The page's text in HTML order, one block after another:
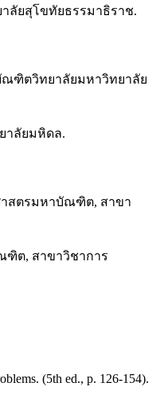
ลัยสุโขทัยธรรมาธิราช.
ณฑิตวิทยาลัยมหาวิทยาลัย
าลัยมหิดล.
าสตรมหาบัณฑิต, สาขา
ฑิต, สาขาวิชาการ
(5th ed., p. 126-154).